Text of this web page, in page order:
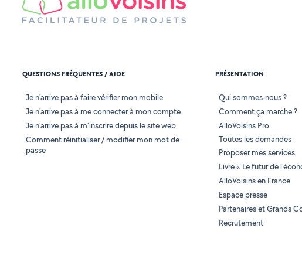
QUESTIONS FRÉQUENTES / AIDE
Je n'arrive pas à faire vérifier mon mobile
Je n'arrive pas à me connecter à mon compte
Je n'arrive pas à m'inscrire depuis le site web
Comment réinitialiser / modifier mon mot de
passe
PRÉSENTATION
Qui sommes-nous ?
Comment ça marche ?
AlloVoisins Pro
Toutes les demandes
Proposer mes services
Livre « Le futur de
AlloVoisins en France
Espace presse
Partenaires et Grands
Recrutement